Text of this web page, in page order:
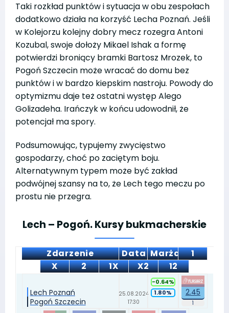
Taki rozkład punktów i sytuacja w obu zespołach
dodatkowo działa na korzyść Lecha Poznań. Jeśli
w Kolejorzu kolejny dobry mecz rozegra Antoni
Kozubal, swoje dołoży Mikael Ishak a formę
potwierdzi broniący bramki Bartosz Mrozek, to
Pogoń Szczecin może wracać do domu bez
punktów i w bardzo kiepskim nastroju. Powody do
optymizmu daje też ostatni występ Alego
Golizadeha. Irańczyk w końcu udowodnił, że
potencjał ma spory.
Podsumowując, typujemy zwycięstwo
gospodarzy, choć po zaciętym boju.
Alternatywnym typem może być zakład
podwójnej szansy na to, że Lech tego meczu po
prostu nie przegra.
Lech – Pogoń. Kursy bukmacherskie
Zdarzenie Data
1
X
2 1X X2 12
Marża
Lech Poznań
Pogoń Szczecin
25.08.2024
17:30
2.45
-0.64%
1.80%